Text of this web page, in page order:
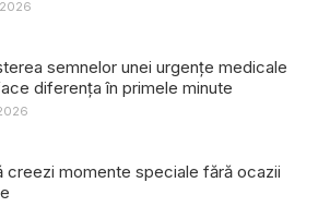
semnelor unei urgențe medicale
diferența în primele minute
creezi momente speciale fără ocazii